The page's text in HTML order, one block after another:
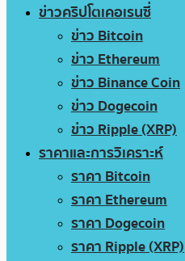
ข่าวคริปโตเคอเรนซี่
ข่าว Bitcoin
ข่าว Ethereum
ข่าว Binance Coin
ข่าว Dogecoin
ข่าว Ripple (XRP)
ราคาและการวิเคราะห์
ราคา Bitcoin
ราคา Ethereum
ราคา Dogecoin
ราคา Ripple (XRP)